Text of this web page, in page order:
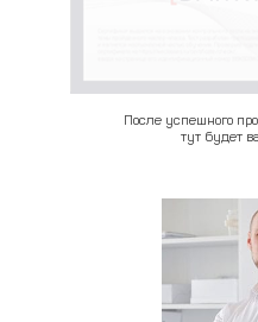
После успешного
тут будет